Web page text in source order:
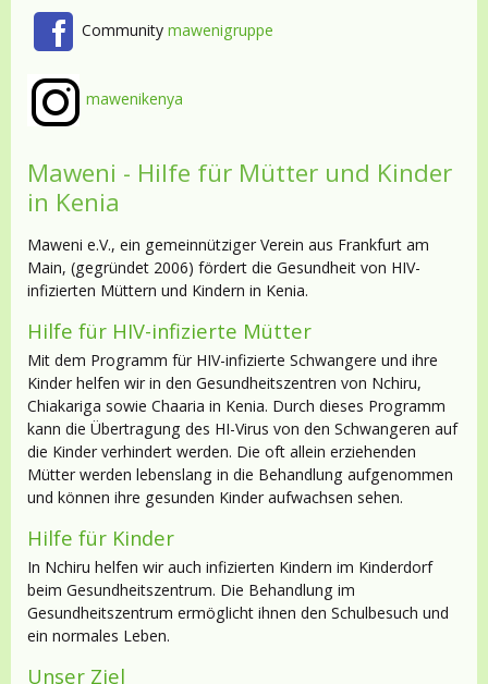
Community mawenigruppe
mawenikenya
Maweni - Hilfe für Mütter und Kinder
in Kenia
Maweni e.V., ein gemeinnütziger Verein aus Frankfurt am
Main, (gegründet 2006) fördert die Gesundheit von HIV-
infizierten Müttern und Kindern in Kenia.
Hilfe für HIV-infizierte Mütter
Mit dem Programm für HIV-infizierte Schwangere und ihre
Kinder helfen wir in den Gesundheitszentren von Nchiru,
Chiakariga sowie Chaaria in Kenia. Durch dieses Programm
kann die Übertragung des HI-Virus von den Schwangeren auf
die Kinder verhindert werden. Die oft allein erziehenden
Mütter werden lebenslang in die Behandlung aufgenommen
und können ihre gesunden Kinder aufwachsen sehen.
Hilfe für Kinder
In Nchiru helfen wir auch infizierten Kindern im Kinderdorf
beim Gesundheitszentrum. Die Behandlung im
Gesundheitszentrum ermöglicht ihnen den Schulbesuch und
ein normales Leben.
Unser Ziel